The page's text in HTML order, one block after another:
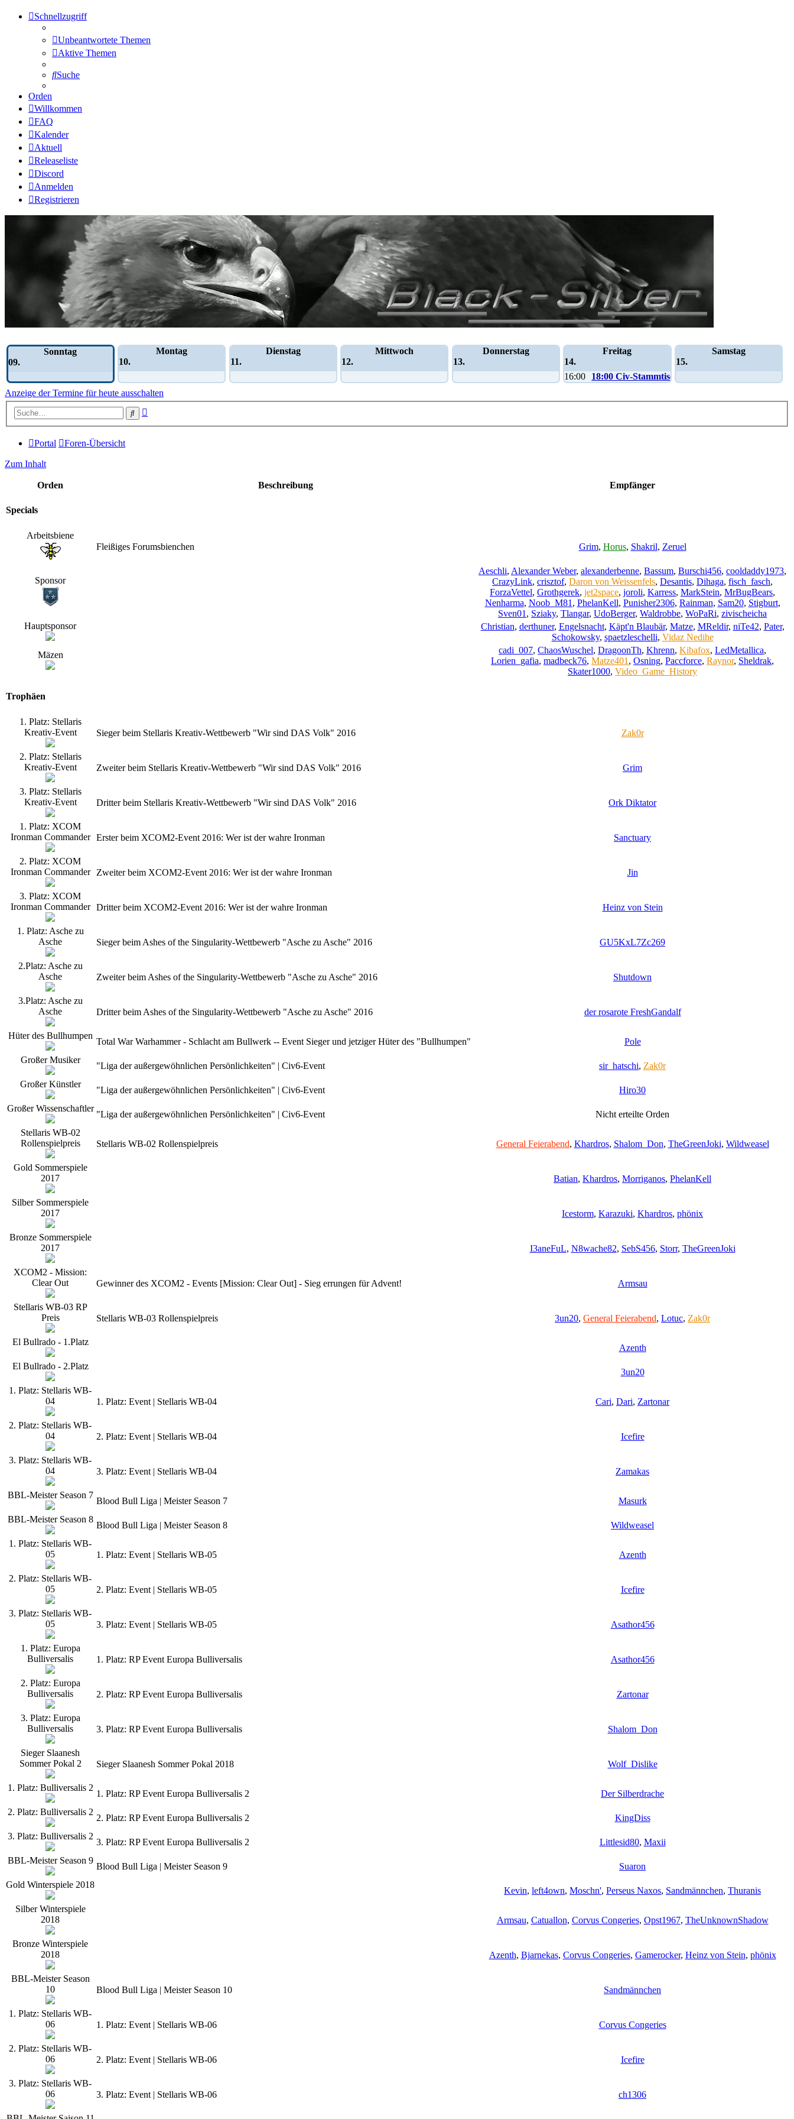
Schnellzugriff
Unbeantwortete Themen
Aktive Themen
Suche
Orden
Willkommen
FAQ
Kalender
Aktuell
Releaseliste
Discord
Anmelden
Registrieren
Sonntag
09.
Montag
10.
Dienstag
11.
Mittwoch
12.
Donnerstag
13.
Freitag
14.
16:00
18:00 Civ-Stammtisch
Samstag
15.
Anzeige der Termine für heute ausschalten
Suche
Portal Foren-Übersicht
Zum Inhalt
Orden Beschreibung Empfänger
Specials
Arbeitsbiene
Fleißiges Forumsbienchen
Grim, Horus, Shakril, Zeruel
Sponsor
Aeschli, Alexander Weber, alexanderbenne, Bassum, Burschi456, cooldaddy1973,
CrazyLink, crisztof, Daron von Weissenfels, Desantis, Dihaga, fisch_fasch,
ForzaVettel, Grothgerek, jet2space, joroli, Karress, MarkStein, MrBugBears,
Nenharma, Noob_M81 , PhelanKell, Punisher2306, Rainman, Sam20, Stigburt,
Sven01 , Sziaky, Tlangar, UdoBerger, Waldrobbe, WoPaRi, zivischeicha
Hauptsponsor
Christian, derthuner, Engelsnacht, Käpt'n Blaubär, Matze, MReldir, niTe42, Pater,
Schokowsky, spaetzleschelli, Vidaz Nedihe
Mäzen
cadi_007, ChaosWuschel, DragoonTh, Khrenn, Kibafox, LedMetallica,
Lorien_gafia, madbeck76, Matze401 , Osning, Paccforce, Raynor, Sheldrak,
Skater1000, Video_Game_History
Trophäen
1. Platz: Stellaris
Kreativ-Event
Sieger beim Stellaris Kreativ-Wettbewerb "Wir sind DAS Volk" 2016 Zak0r
2. Platz: Stellaris
Kreativ-Event
Zweiter beim Stellaris Kreativ-Wettbewerb "Wir sind DAS Volk" 2016 Grim
3. Platz: Stellaris
Kreativ-Event
Dritter beim Stellaris Kreativ-Wettbewerb "Wir sind DAS Volk" 2016 Ork Diktator
1. Platz: XCOM
Ironman Commander
Erster beim XCOM2-Event 2016: Wer ist der wahre Ironman Sanctuary
2. Platz: XCOM
Ironman Commander
Zweiter beim XCOM2-Event 2016: Wer ist der wahre Ironman Jin
3. Platz: XCOM
Ironman Commander
Dritter beim XCOM2-Event 2016: Wer ist der wahre Ironman Heinz von Stein
1. Platz: Asche zu
Asche
Sieger beim Ashes of the Singularity-Wettbewerb "Asche zu Asche" 2016 GU5KxL7Zc269
2.Platz: Asche zu
Asche
Zweiter beim Ashes of the Singularity-Wettbewerb "Asche zu Asche" 2016 Shutdown
3.Platz: Asche zu
Asche
Dritter beim Ashes of the Singularity-Wettbewerb "Asche zu Asche" 2016 der rosarote FreshGandalf
Hüter des Bullhumpen
Total War Warhammer - Schlacht am Bullwerk -- Event Sieger und jetziger Hüter des "Bullhumpen"
Pole
Großer Musiker
"Liga der außergewöhnlichen Persönlichkeiten" | Civ6-Event sir_hatschi, Zak0r
Großer Künstler
"Liga der außergewöhnlichen Persönlichkeiten" | Civ6-Event
Hiro30
Großer Wissenschaftler
"Liga der außergewöhnlichen Persönlichkeiten" | Civ6-Event
Nicht erteilte Orden
Stellaris WB-02
Rollenspielpreis
Stellaris WB-02 Rollenspielpreis General Feierabend, Khardros, Shalom_Don, TheGreenJoki, Wildweasel
Gold Sommerspiele
2017
Batian, Khardros, Morriganos, PhelanKell
Silber Sommerspiele
2017
Icestorm, Karazuki, Khardros, phönix
Bronze Sommerspiele
2017
I3aneFuL, N8wache82, SebS456, Storr, TheGreenJoki
XCOM2 - Mission:
Clear Out
Gewinner des XCOM2 - Events [Mission: Clear Out] - Sieg errungen für Advent! Armsau
Stellaris WB-03 RP
Preis
Stellaris WB-03 Rollenspielpreis 3un20, General Feierabend, Lotuc, Zak0r
El Bullrado - 1.Platz
Azenth
El Bullrado - 2.Platz
3un20
1. Platz: Stellaris WB-
04
1. Platz: Event | Stellaris WB-04 Cari, Dari, Zartonar
2. Platz: Stellaris WB-
04
2. Platz: Event | Stellaris WB-04 Icefire
3. Platz: Stellaris WB-
04
3. Platz: Event | Stellaris WB-04 Zamakas
BBL-Meister Season 7
Blood Bull Liga | Meister Season 7
Masurk
BBL-Meister Season 8
Blood Bull Liga | Meister Season 8
Wildweasel
1. Platz: Stellaris WB-
05
1. Platz: Event | Stellaris WB-05 Azenth
2. Platz: Stellaris WB-
05
2. Platz: Event | Stellaris WB-05 Icefire
3. Platz: Stellaris WB-
05
3. Platz: Event | Stellaris WB-05 Asathor456
1. Platz: Europa
Bulliversalis
1. Platz: RP Event Europa Bulliversalis Asathor456
2. Platz: Europa
Bulliversalis
2. Platz: RP Event Europa Bulliversalis Zartonar
3. Platz: Europa
Bulliversalis
3. Platz: RP Event Europa Bulliversalis Shalom_Don
Sieger Slaanesh
Sommer Pokal 2
Sieger Slaanesh Sommer Pokal 2018 Wolf_Dislike
1. Platz: Bulliversalis 2
1. Platz: RP Event Europa Bulliversalis 2
Der Silberdrache
2. Platz: Bulliversalis 2
2. Platz: RP Event Europa Bulliversalis 2
KingDiss
3. Platz: Bulliversalis 2
3. Platz: RP Event Europa Bulliversalis 2 Littlesid80, Maxii
BBL-Meister Season 9
Blood Bull Liga | Meister Season 9
Suaron
Gold Winterspiele 2018
Kevin, left4own, Moschn', Perseus Naxos, Sandmännchen, Thuranis
Silber Winterspiele
2018
Armsau, Catuallon, Corvus Congeries, Opst1967, TheUnknownShadow
Bronze Winterspiele
2018
Azenth, Bjarnekas, Corvus Congeries, Gamerocker, Heinz von Stein, phönix
BBL-Meister Season
10
Blood Bull Liga | Meister Season 10 Sandmännchen
1. Platz: Stellaris WB-
06
1. Platz: Event | Stellaris WB-06 Corvus Congeries
2. Platz: Stellaris WB-
06
2. Platz: Event | Stellaris WB-06 Icefire
3. Platz: Stellaris WB-
06
3. Platz: Event | Stellaris WB-06 ch1306